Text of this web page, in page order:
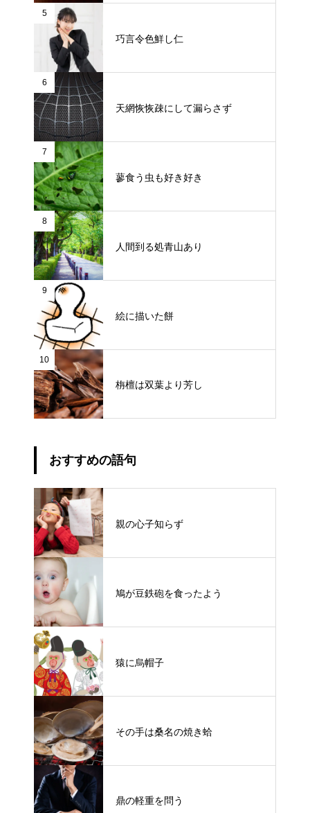
5
巧言令色鮮し仁
6
天網恢恢疎にして漏らさず
7
蓼食う虫も好き好き
8
人間到る処青山あり
9
絵に描いた餅
10
栴檀は双葉より芳し
おすすめの語句
親の心子知らず
鳩が豆鉄砲を食ったよう
猿に烏帽子
その手は桑名の焼き蛤
鼎の軽重を問う